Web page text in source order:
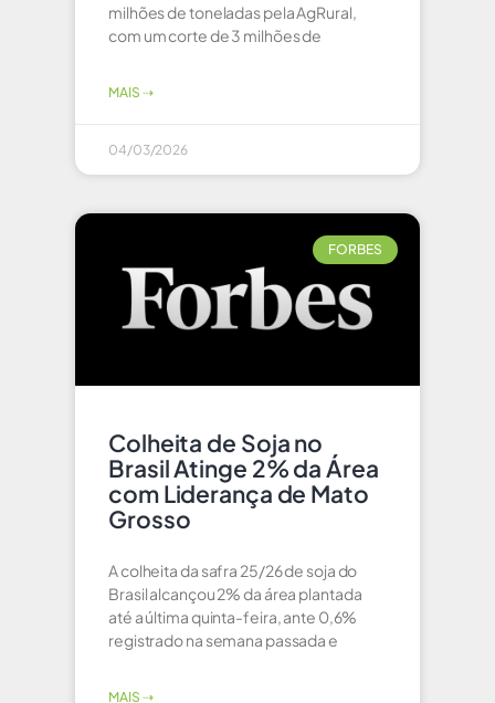
milhões de toneladas pela AgRural,
com um corte de 3 milhões de
MAIS ⇢
04/03/2026
FORBES
Colheita de Soja no
Brasil Atinge 2% da Área
com Liderança de Mato
Grosso
A colheita da safra 25/26 de soja do
Brasil alcançou 2% da área plantada
até a última quinta-feira, ante 0,6%
registrado na semana passada e
MAIS ⇢